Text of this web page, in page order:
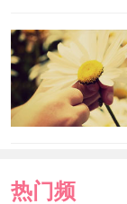
热门频